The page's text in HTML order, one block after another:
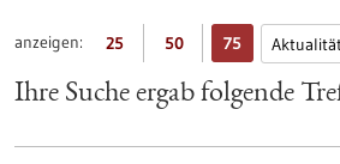
anzeigen: 25 50 75
Ihre Suche ergab folgende